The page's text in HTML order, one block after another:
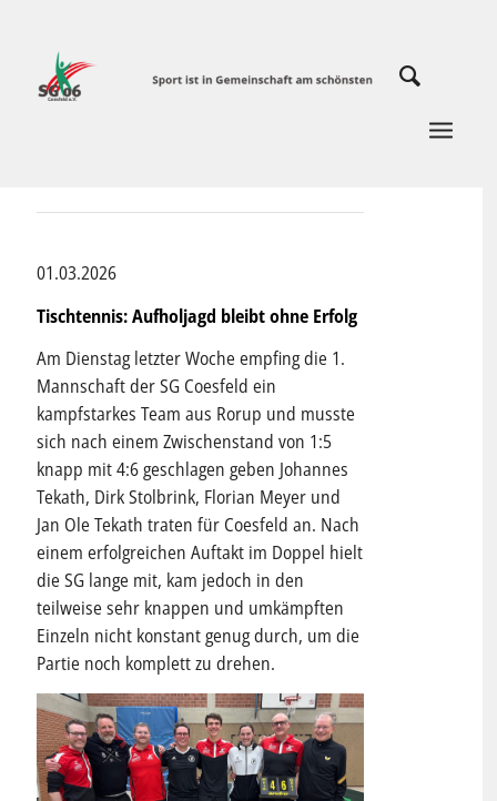
01.03.2026
Tischtennis: Aufholjagd bleibt ohne Erfolg
Am Dienstag letzter Woche empfing die 1.
Mannschaft der SG Coesfeld ein
kampfstarkes Team aus Rorup und musste
sich nach einem Zwischenstand von 1:5
knapp mit 4:6 geschlagen geben Johannes
Tekath, Dirk Stolbrink, Florian Meyer und
Jan Ole Tekath traten für Coesfeld an. Nach
einem erfolgreichen Auftakt im Doppel hielt
die SG lange mit, kam jedoch in den
teilweise sehr knappen und umkämpften
Einzeln nicht konstant genug durch, um die
Partie noch komplett zu drehen.